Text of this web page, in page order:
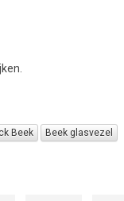
Beek
Beek glasvezel